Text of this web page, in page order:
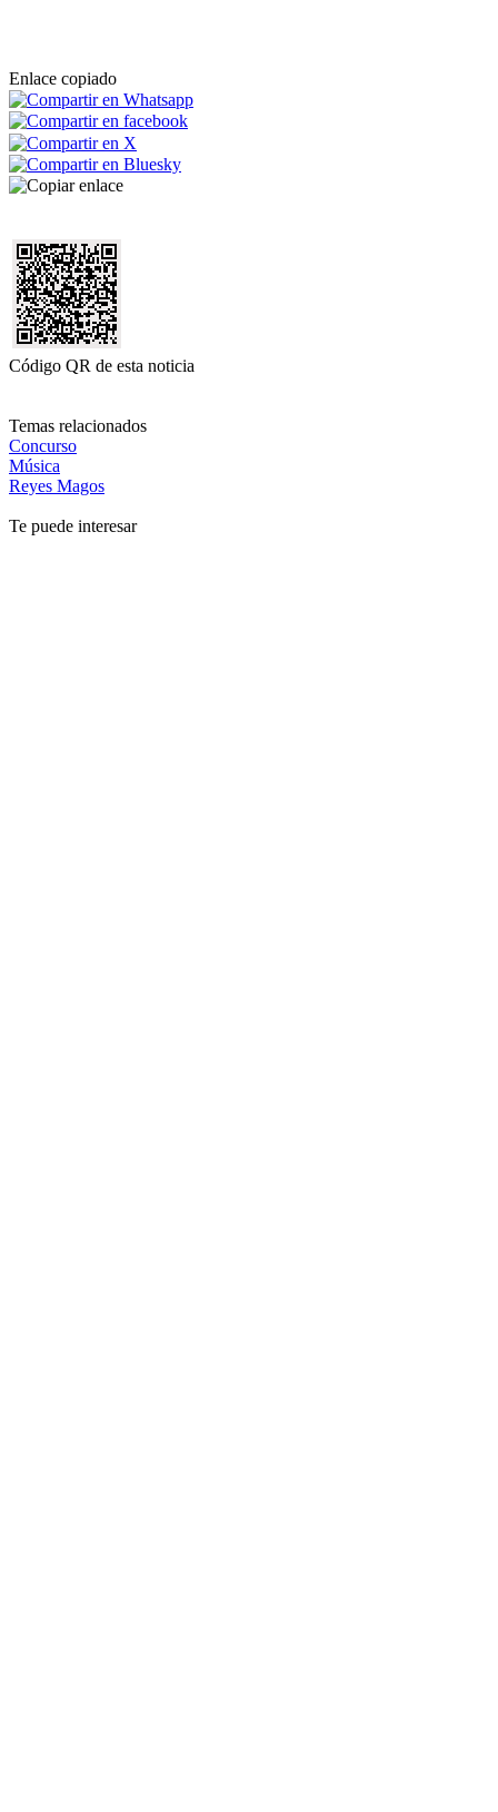
Enlace copiado
Código QR de esta noticia
Temas relacionados
Concurso
Música
Reyes Magos
Te puede interesar